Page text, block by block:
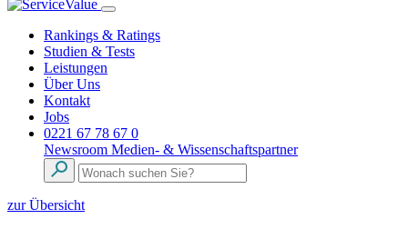
Rankings & Ratings
Studien & Tests
Leistungen
Über Uns
Kontakt
Jobs
0221 67 78 67 0
Newsroom Medien- & Wissenschaftspartner
zur Übersicht